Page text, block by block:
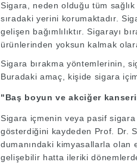
Sigara, neden olduğu tüm
sıradaki yerini korumaktadır.
gelişen bağımlılıktır. Sigarayı
ürünlerinden yoksun kalmak
Sigara bırakma yöntemlerinin,
Buradaki amaç, kişide sigara
"Baş boyun ve akciğer
Sigara içmenin veya pasif
gösterdiğini kaydeden Prof. Dr.
dumanındaki kimyasallarla olan
gelişebilir hatta ileriki